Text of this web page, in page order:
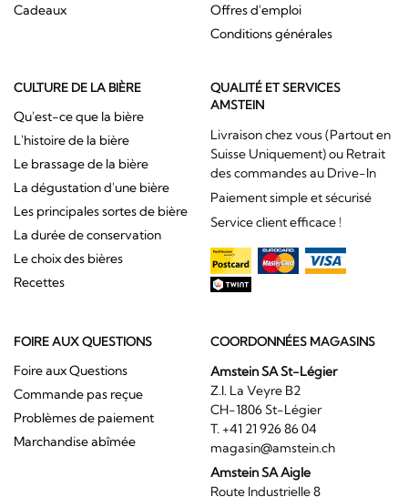
Cadeaux
Offres d'emploi
Conditions générales
CULTURE DE LA BIÈRE
Qu'est-ce que la bière
L'histoire de la bière
Le brassage de la bière
La dégustation d'une bière
Les principales sortes de bière
La durée de conservation
Le choix des bières
Recettes
QUALITÉ ET SERVICES
AMSTEIN
Livraison chez vous (Partout en
Suisse Uniquement) ou Retrait
des commandes au Drive-In
Paiement simple et sécurisé
Service client efficace !
FOIRE AUX QUESTIONS
Foire aux Questions
Commande pas reçue
Problèmes de paiement
Marchandise abîmée
COORDONNÉES MAGASINS
Amstein SA St-Légier
Z.I. La Veyre B2
CH-1806 St-Légier
T. +41 21 926 86 04
magasin@amstein.ch
Amstein SA Aigle
Route Industrielle 8